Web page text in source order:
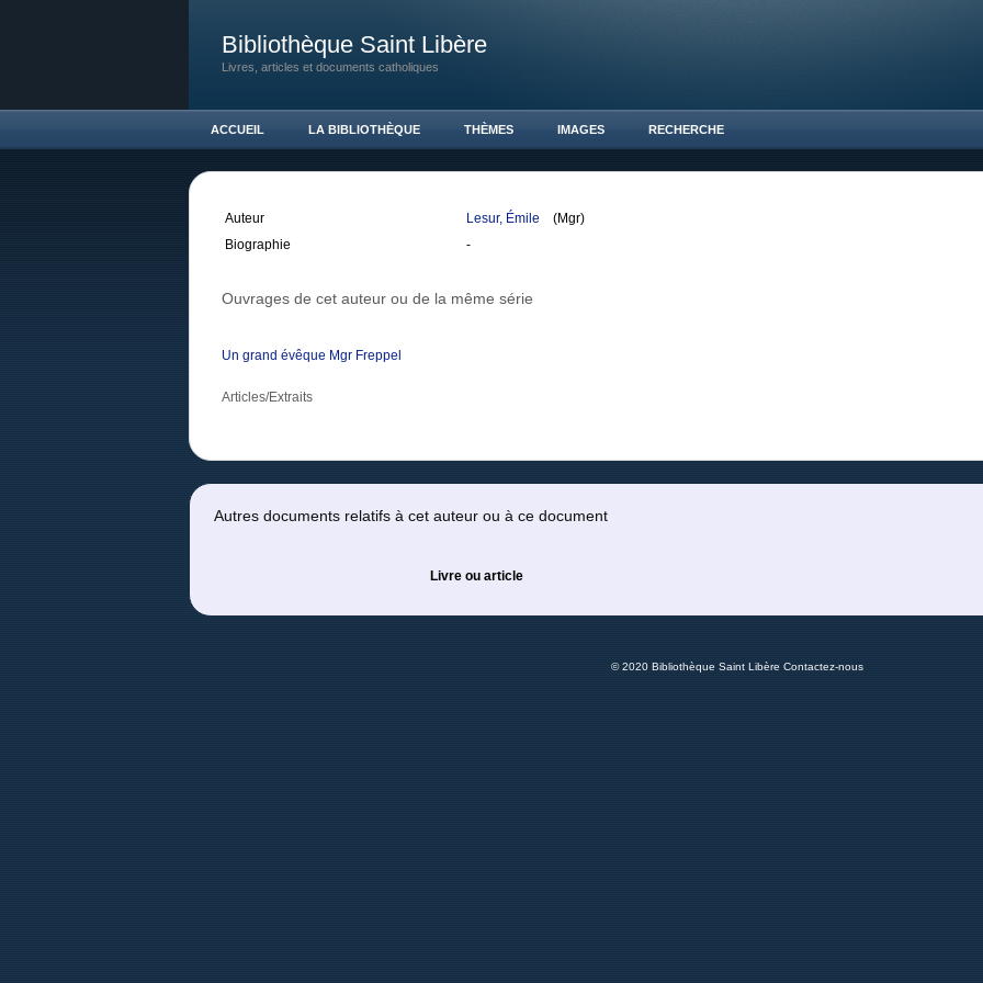
Bibliothèque Saint Libère
Livres, articles et documents catholiques
ACCUEIL LA BIBLIOTHÈQUE THÈMES IMAGES RECHERCHE
Auteur Lesur, Émile
(Mgr)
Biographie
-
Ouvrages de cet auteur ou de la même série
Un grand évêque Mgr Freppel
Articles/Extraits
Autres documents relatifs à cet auteur ou à ce document
Livre ou article
© 2020 Bibliothèque Saint Libère Contactez-nous